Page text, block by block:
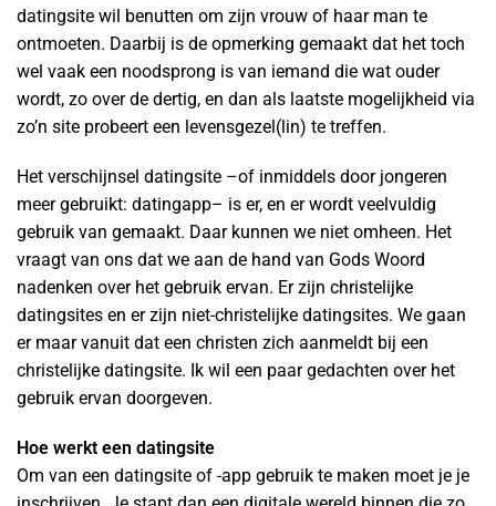
datingsite wil benutten om zijn vrouw of haar man te
ontmoeten. Daarbij is de opmerking gemaakt dat het toch
wel vaak een noodsprong is van iemand die wat ouder
wordt, zo over de dertig, en dan als laatste mogelijkheid via
zo’n site probeert een levensgezel(lin) te treffen.
Het verschijnsel datingsite –of inmiddels door jongeren
meer gebruikt: datingapp– is er, en er wordt veelvuldig
gebruik van gemaakt. Daar kunnen we niet omheen. Het
vraagt van ons dat we aan de hand van Gods Woord
nadenken over het gebruik ervan. Er zijn christelijke
datingsites en er zijn niet-christelijke datingsites. We gaan
er maar vanuit dat een christen zich aanmeldt bij een
christelijke datingsite. Ik wil een paar gedachten over het
gebruik ervan doorgeven.
Hoe werkt een datingsite
Om van een datingsite of -app gebruik te maken moet je je